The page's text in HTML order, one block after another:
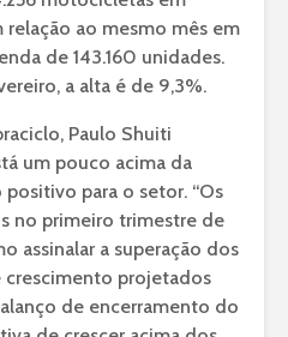
relação ao mesmo mês em
de 143.160 unidades.
a alta é de 9,3%.
Paulo Shuiti
um pouco acima da
para o setor. “Os
no primeiro trimestre de
assinalar a superação dos
projetados
de encerramento do